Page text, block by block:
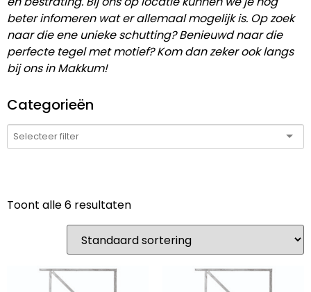
beter infomeren wat er allemaal mogelijk is. Op zoek
naar die ene unieke schutting? Benieuwd naar die
perfecte tegel met motief? Kom dan zeker ook langs
bij ons in Makkum!
Categorieën
Toont alle 6 resultaten